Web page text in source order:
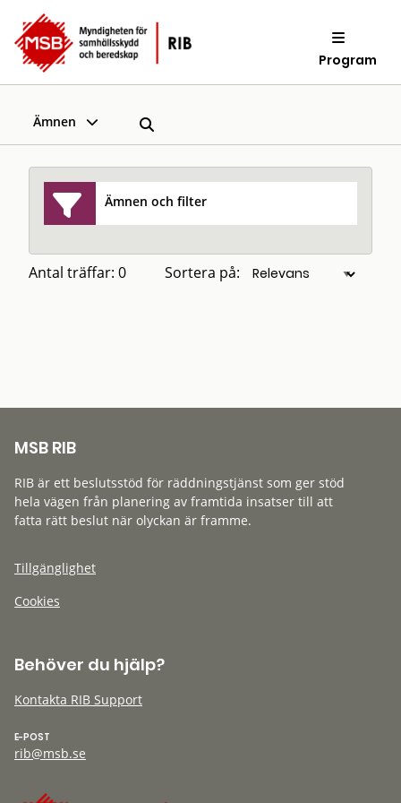
Program
Ämnen
Ämnen och filter
Antal träffar: 0 Sortera på:
MSB RIB
RIB är ett beslutsstöd för räddningstjänst som ger stöd
hela vägen från planering av framtida insatser till att
fatta rätt beslut när olyckan är framme.
Tillgänglighet
Cookies
Behöver du hjälp?
Kontakta RIB Support
E-POST
rib@msb.se